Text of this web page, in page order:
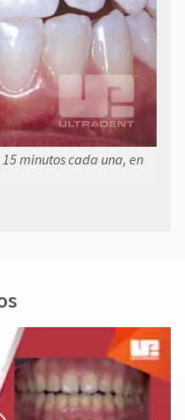
minutos cada una, en